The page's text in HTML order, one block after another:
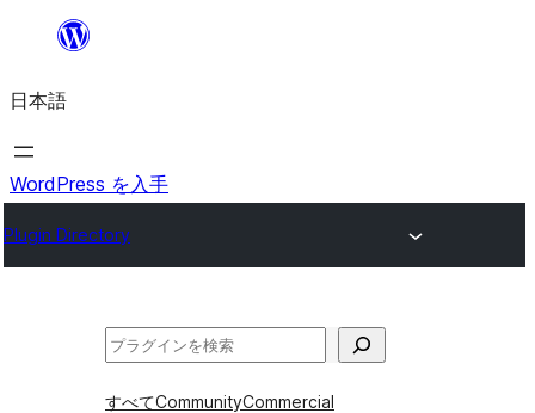
を
ス
キ
プ
日本語
WordPress を入手
Plugin Directory
検
すべてCommunityCommercial